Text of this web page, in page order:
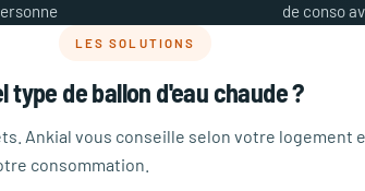
de conso
LES SOLUTIONS
type de ballon d'eau chaude ?
Ankial vous conseille selon votre logement
consommation.